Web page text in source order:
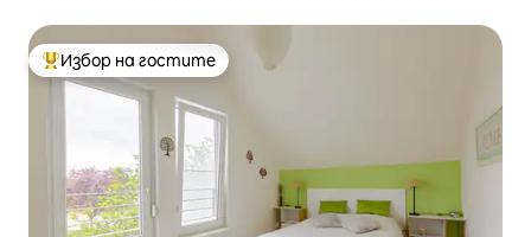
Най-популярен избор на гостите
Избор на гостите